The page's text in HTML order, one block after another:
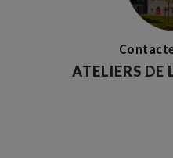
ATELIERS DE